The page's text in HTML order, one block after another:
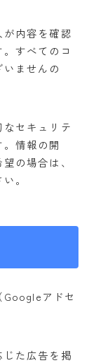
内容を確認
すべてのコ
ませんの
セキュリテ
情報の開
の場合は、
。
アドセ
た広告を掲